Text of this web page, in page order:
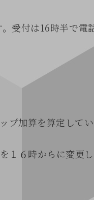
受付は16時半で電
加算を算定してい
６時からに変更し